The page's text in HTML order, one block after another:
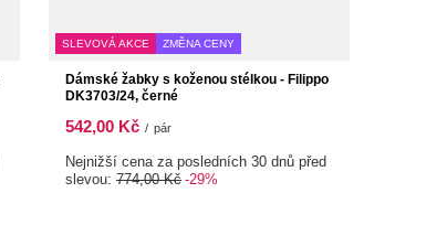
SLEVOVÁ AKCE ZMĚNA CENY
Dámské žabky s koženou stélkou - Filippo
DK3703/24, černé
542,00 Kč / pár
Nejnižší cena za posledních 30 dnů před
slevou: 774,00 Kč -29%